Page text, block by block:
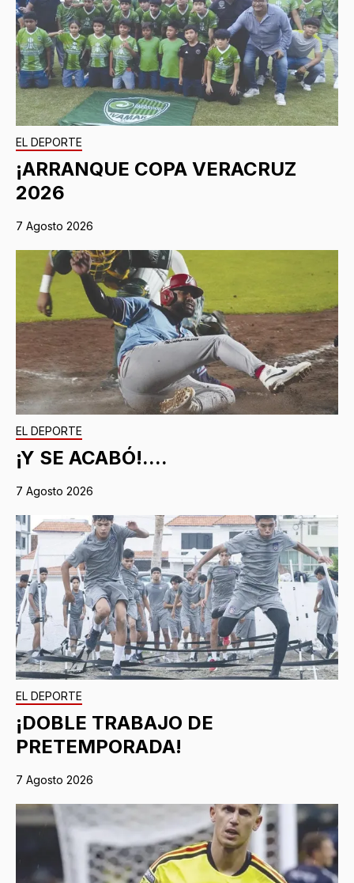
EL DEPORTE
¡ARRANQUE COPA VERACRUZ
2026
7 Agosto 2026
EL DEPORTE
¡Y SE ACABÓ!....
7 Agosto 2026
EL DEPORTE
¡DOBLE TRABAJO DE
PRETEMPORADA!
7 Agosto 2026